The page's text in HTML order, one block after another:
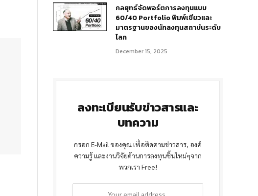
กลยุทธ์จัดพอร์ตการลงทุนแบบ
60/40 Portfolio พิมพ์เขียวและ
มาตรฐานของนักลงทุนสถาบันระดับ
โลก
December 15, 2025
ลงทะเบียนรับข่าวสารและ
บทความ
กรอก E-Mail ของคุณ เพื่อติดตามข่าวสาร, องค์
ความรู้ และงานวิจัยด้านการลงทุนชิ้นใหม่ๆจาก
พวกเรา Free!